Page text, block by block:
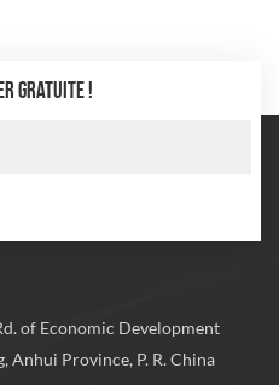
GRATUITE !
of Economic Development
Anhui Province, P. R. China